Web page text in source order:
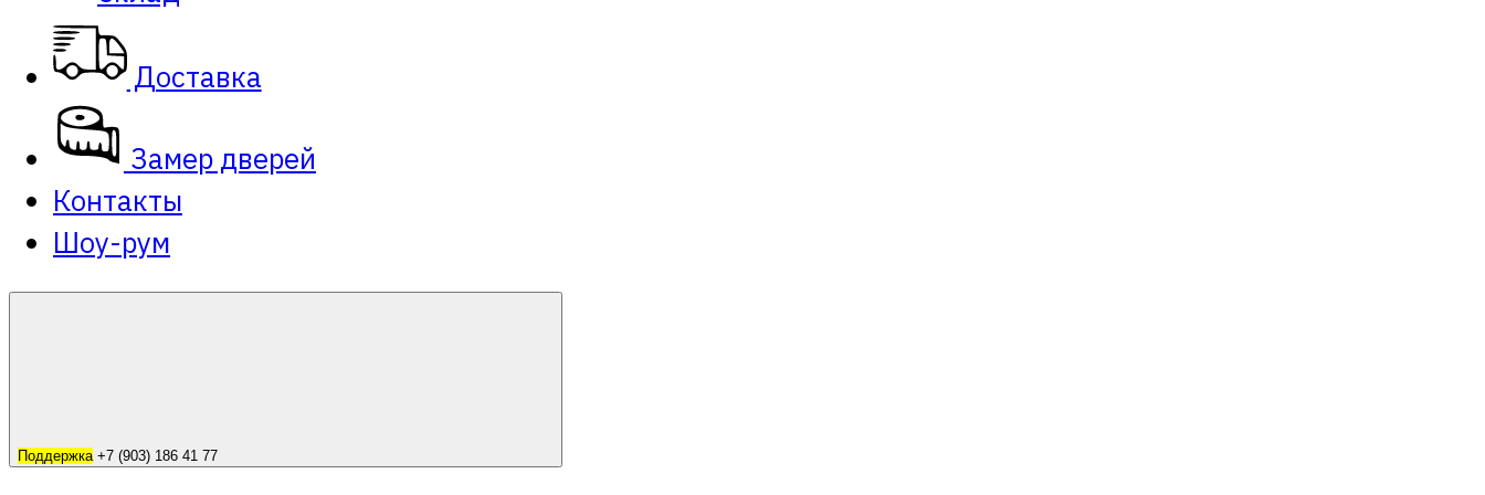
Доставка
Замер дверей
Контакты
Шоу-рум
Поддержка+7 (903) 186 41 77